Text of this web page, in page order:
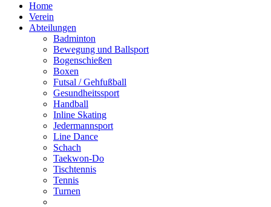
Home
Verein
Abteilungen
Badminton
Bewegung und Ballsport
Bogenschießen
Boxen
Futsal / Gehfußball
Gesundheitssport
Handball
Inline Skating
Jedermannsport
Line Dance
Schach
Taekwon-Do
Tischtennis
Tennis
Turnen